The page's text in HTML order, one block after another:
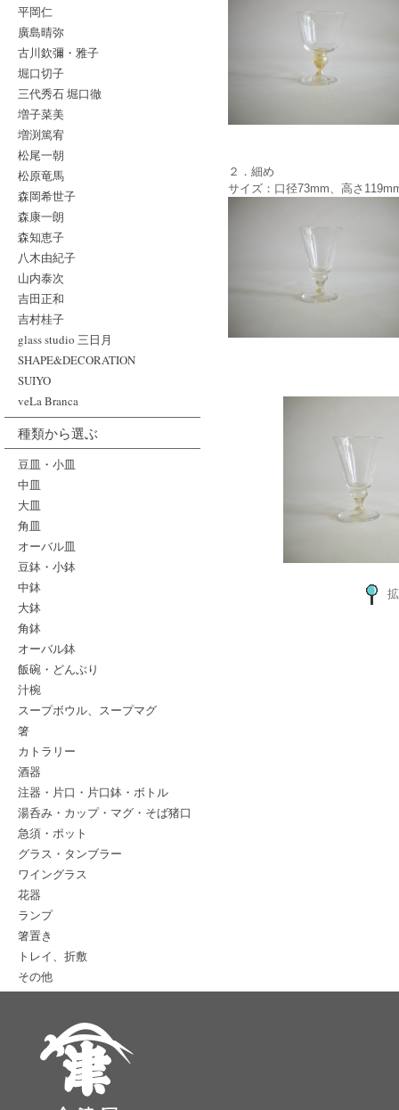
平岡仁
廣島晴弥
古川欽彌・雅子
堀口切子
三代秀石 堀口徹
増子菜美
増渕篤宥
松尾一朝
松原竜馬
森岡希世子
森康一朗
森知恵子
八木由紀子
山内泰次
吉田正和
吉村桂子
glass studio 三日月
SHAPE&DECORATION
SUIYO
veLa Branca
種類から選ぶ
豆皿・小皿
中皿
大皿
角皿
オーバル皿
豆鉢・小鉢
中鉢
大鉢
角鉢
オーバル鉢
飯碗・どんぶり
汁椀
スープボウル、スープマグ
箸
カトラリー
酒器
注器・片口・片口鉢・ボトル
湯呑み・カップ・マグ・そば猪口
急須・ポット
グラス・タンブラー
ワイングラス
花器
ランプ
箸置き
トレイ、折敷
その他
２．細め
サイズ：口径73mm、高さ